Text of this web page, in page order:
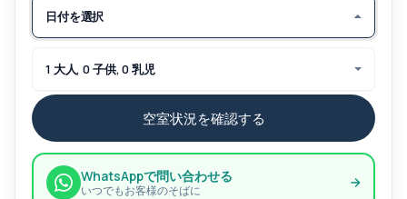
日付を選択
1 大人, 0 子供, 0 乳児
空室状況を確認する
WhatsAppで問い合わせる
いつでもお客様のそばに